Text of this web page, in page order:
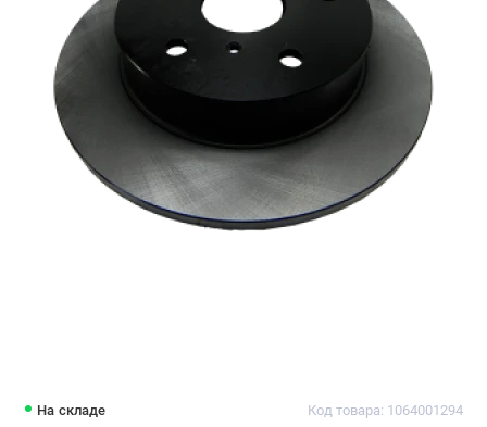
На складе Код товара: 1064001294